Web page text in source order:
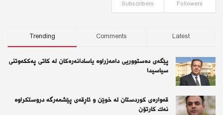
Followers
Subscribers
Trending Comments Latest
پێگەی دەستووریی دامەزراوە یاسادانەرەكان لە كاتی پەككەوتنی
سیاسیدا
قەوارەی كوردستان لە خوێن و ئاڕقەی پێشمەرگە دروستكراوە
نەك كارتۆن